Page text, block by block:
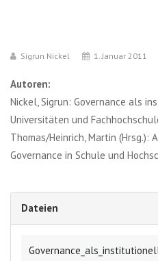
Sigrun Nickel 1. Januar 2011
Autoren:
Nickel, Sigrun: Governance als
Universitäten und
Thomas/Heinrich, Martin (Hrsg.):
Governance in Schule und
Dateien